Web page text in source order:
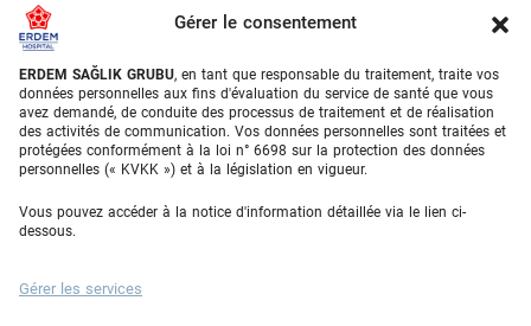
Gérer le consentement
ERDEM SAĞLIK GRUBU, en tant que responsable du traitement, traite vos
données personnelles aux fins d'évaluation du service de santé que vous
avez demandé, de conduite des processus de traitement et de réalisation
des activités de communication. Vos données personnelles sont traitées et
protégées conformément à la loi n° 6698 sur la protection des données
personnelles (« KVKK ») et à la législation en vigueur.
Vous pouvez accéder à la notice d'information détaillée via le lien ci-
dessous.
Gérer les services
Oeil laser
About Erdem
À propos de nous
Unités médicales
Équipe médicale